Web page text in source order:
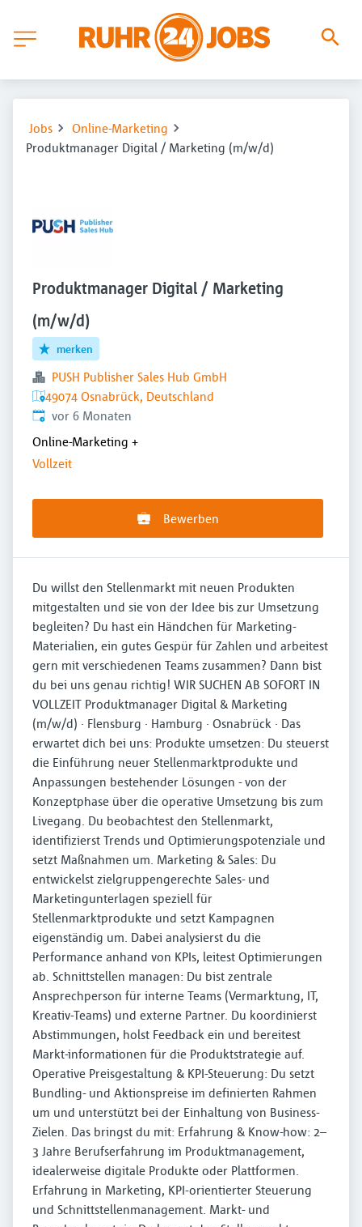
Jobs
Online-Marketing
Produktmanager Digital / Marketing (m/w/d)
Produktmanager Digital / Marketing
(m/w/d)
merken
PUSH Publisher Sales Hub GmbH
49074 Osnabrück, Deutschland
Veröffentlicht:
vor 6 Monaten
Online-Marketing +
Vollzeit
Bewerben
Du willst den Stellenmarkt mit neuen Produkten
mitgestalten und sie von der Idee bis zur Umsetzung
begleiten? Du hast ein Händchen für Marketing-
Materialien, ein gutes Gespür für Zahlen und arbeitest
gern mit verschiedenen Teams zusammen? Dann bist
du bei uns genau richtig! WIR SUCHEN AB SOFORT IN
VOLLZEIT Produktmanager Digital & Marketing
(m/w/d) · Flensburg · Hamburg · Osnabrück · Das
erwartet dich bei uns: Produkte umsetzen: Du steuerst
die Einführung neuer Stellenmarktprodukte und
Anpassungen bestehender Lösungen - von der
Konzeptphase über die operative Umsetzung bis zum
Livegang. Du beobachtest den Stellenmarkt,
identifizierst Trends und Optimierungspotenziale und
setzt Maßnahmen um. Marketing & Sales: Du
entwickelst zielgruppengerechte Sales- und
Marketingunterlagen speziell für
Stellenmarktprodukte und setzt Kampagnen
eigenständig um. Dabei analysierst du die
Performance anhand von KPIs, leitest Optimierungen
ab. Schnittstellen managen: Du bist zentrale
Ansprechperson für interne Teams (Vermarktung, IT,
Kreativ-Teams) und externe Partner. Du koordinierst
Abstimmungen, holst Feedback ein und bereitest
Markt-informationen für die Produktstrategie auf.
Operative Preisgestaltung & KPI-Steuerung: Du setzt
Bundling- und Aktionspreise im definierten Rahmen
um und unterstützt bei der Einhaltung von Business-
Zielen. Das bringst du mit: Erfahrung & Know-how: 2–
3 Jahre Berufserfahrung im Produktmanagement,
idealerweise digitale Produkte oder Plattformen.
Erfahrung in Marketing, KPI-orientierter Steuerung
und Schnittstellenmanagement. Markt- und